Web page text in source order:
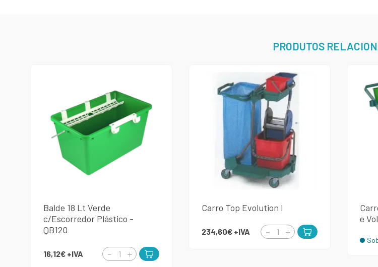
PRODUTOS
Balde 18 Lt Verde
c/Escorredor Plástico -
QB120
16,12€ +IVA
Carro Top Evolution I
234,60€ +IVA
e